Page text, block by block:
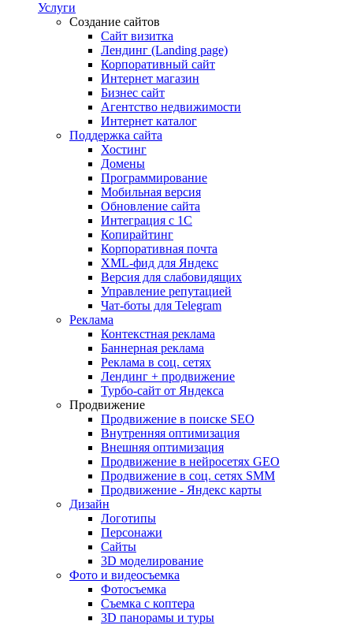
Услуги
Создание сайтов
Сайт визитка
Лендинг (Landing page)
Корпоративный сайт
Интернет магазин
Бизнес сайт
Агентство недвижимости
Интернет каталог
Поддержка сайта
Хостинг
Домены
Программирование
Мобильная версия
Обновление сайта
Интеграция с 1С
Копирайтинг
Корпоративная почта
XML-фид для Яндекс
Версия для слабовидящих
Управление репутацией
Чат-боты для Telegram
Реклама
Контекстная реклама
Баннерная реклама
Реклама в соц. сетях
Лендинг + продвижение
Турбо-сайт от Яндекса
Продвижение
Продвижение в поиске SEO
Внутренняя оптимизация
Внешняя оптимизация
Продвижение в нейросетях GEO
Продвижение в соц. сетях SMM
Продвижение - Яндекс карты
Дизайн
Логотипы
Персонажи
Сайты
3D моделирование
Фото и видеосъемка
Фотосъемка
Съемка с коптера
3D панорамы и туры